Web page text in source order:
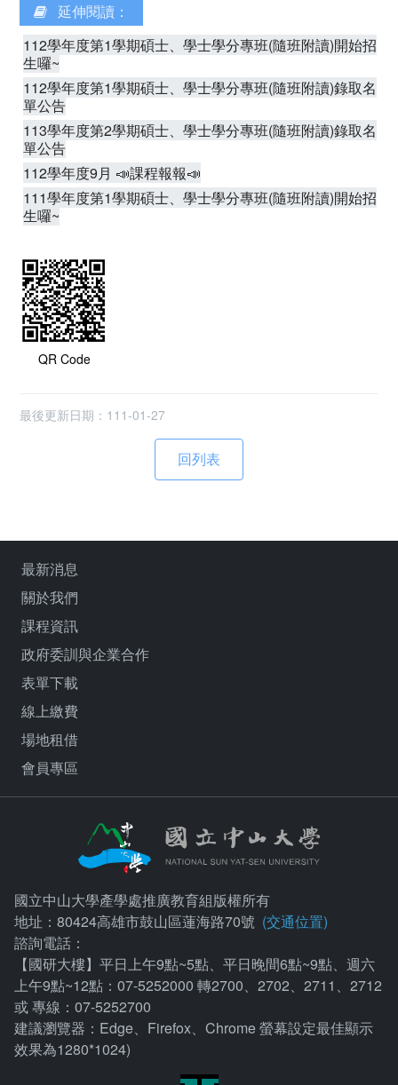
延伸閱讀：
112學年度第1學期碩士、學士學分專班(隨班附讀)開始招
生囉~
112學年度第1學期碩士、學士學分專班(隨班附讀)錄取名
單公告
113學年度第2學期碩士、學士學分專班(隨班附讀)錄取名
單公告
112學年度9月 📣課程報報📣
111學年度第1學期碩士、學士學分專班(隨班附讀)開始招
生囉~
QR Code
最後更新日期：111-01-27
最新消息
關於我們
課程資訊
政府委訓與企業合作
表單下載
線上繳費
場地租借
會員專區
國立中山大學產學處推廣教育組版權所有
地址：80424高雄市鼓山區蓮海路70號 (交通位置)
諮詢電話：
【國研大樓】平日上午9點~5點、平日晚間6點~9點、週六
上午9點~12點：07-5252000 轉2700、2702、2711、2712
或 專線：07-5252700
建議瀏覽器：Edge、Firefox、Chrome 螢幕設定最佳顯示
效果為1280*1024)